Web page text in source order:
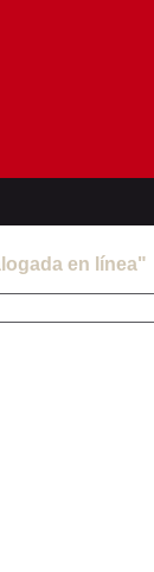
en línea"